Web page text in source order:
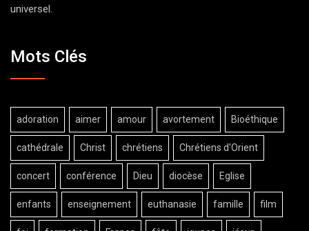
universel.
Mots Clés
adoration aimer amour avortement Bioéthique
cathédrale Christ chrétiens Chrétiens d'Orient
concert conférence Dieu diocèse Eglise
enfants enseignement euthanasie famille film